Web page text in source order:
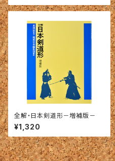
全解・日本剣道形－増補版－
¥1,320